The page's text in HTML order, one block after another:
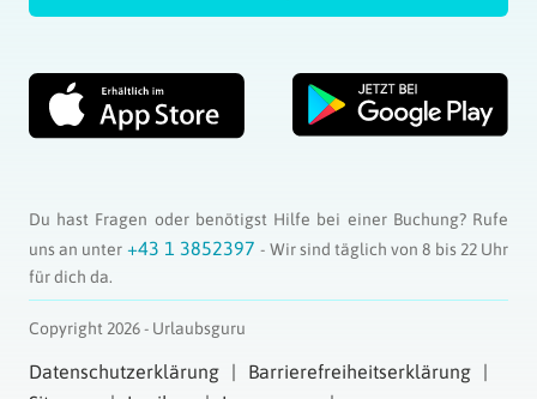
Du hast Fragen oder benötigst Hilfe bei einer Buchung? Rufe
uns an unter +43 1 3852397- Wir sind täglich von 8 bis 22 Uhr
für dich da.
Copyright 2026 - Urlaubsguru
Datenschutzerklärung
Barrierefreiheitserklärung